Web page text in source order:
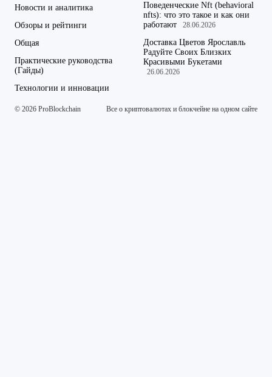
Новости и аналитика
Обзоры и рейтинги
Общая
Практические руководства
(Гайды)
Технологии и инновации
Поведенческие Nft (behavioral
nfts): что это такое и как они
работают
28.06.2026
Доставка Цветов Ярославль
Радуйте Своих Близких
Красивыми Букетами
26.06.2026
© 2026 ProBlockchain Все о криптовалютах и блокчейне на одном сайте